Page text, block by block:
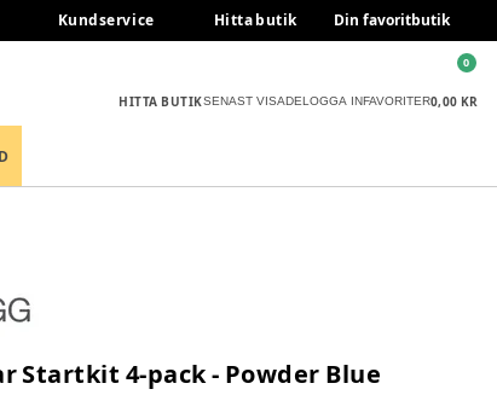
Kundservice Hitta butik Din favoritbutik
HITTA BUTIKSENAST VISADELOGGA INFAVORITER0,00 KR
0
Startkit 4-pack - Powder Blue